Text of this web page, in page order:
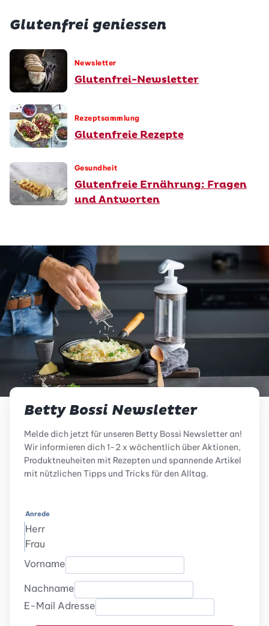
Glutenfrei geniessen
Newsletter
Glutenfrei-Newsletter
Rezeptsammlung
Glutenfreie Rezepte
Gesundheit
Glutenfreie Ernährung: Fragen
und Antworten
Betty Bossi Newsletter
Melde dich jetzt für unseren Betty Bossi Newsletter an!
Wir informieren dich 1-2 x wöchentlich über Aktionen,
Produktneuheiten mit Rezepten und spannende Artikel
mit nützlichen Tipps und Tricks für den Alltag.
Anrede
Herr
Frau
Vorname
Nachname
E-Mail Adresse